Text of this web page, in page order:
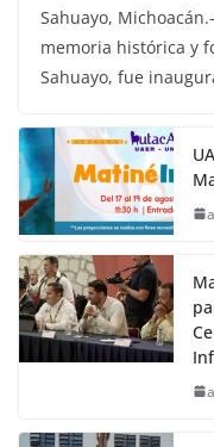
Sahuayo,
memoria histórica y
Sahuayo, fue